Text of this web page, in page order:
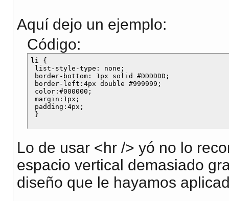
Aquí dejo un ejemplo:
Código:
li {
list-style-type: none;
border-bottom: 1px solid #DDDDDD;
border-left:4px double #999999;
color:#000000;
margin:1px;
padding:4px;
Lo de usar <hr /> yó no lo
espacio vertical demasiado
diseño que le hayamos